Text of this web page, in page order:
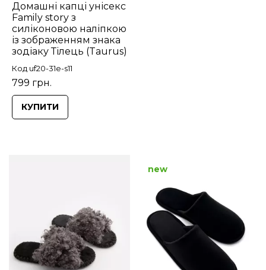
Домашні капці унісекс
Family story з
силіконовою наліпкою
із зображенням знака
зодіаку Тілець (Taurus)
Код uf20-31e-s11
799 грн.
КУПИТИ
new